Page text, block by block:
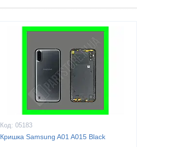
05183
Кришка Samsung A01 A015 Black